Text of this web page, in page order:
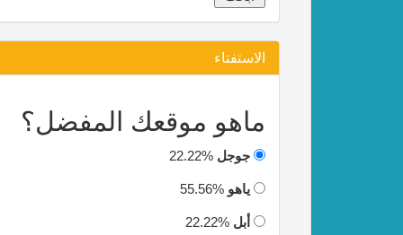
الاستفتاء
ماهو موقعك المفضل؟
جوجل 22.22%
ياهو 55.56%
أبل 22.22%